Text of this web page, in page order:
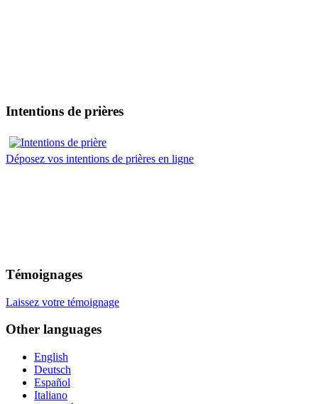
Intentions de prières
Déposez vos intentions de prières en ligne
Témoignages
Laissez votre témoignage
Other languages
English
Deutsch
Español
Italiano